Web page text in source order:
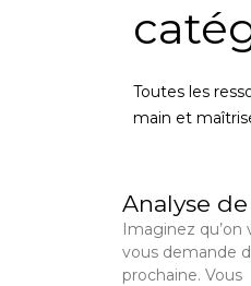
Toutes les
main et
Analyse
Imaginez
vous demande
prochaine. Vous
a
g
e
a
g
e
a